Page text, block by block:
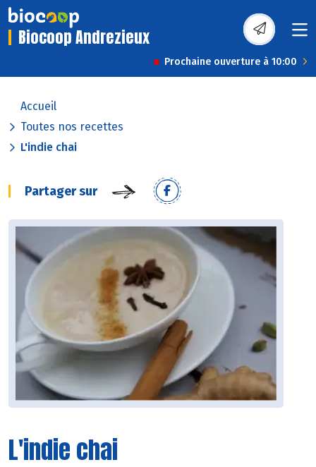
Biocoop Andrezieux
Prochaine ouverture à 10:00
Accueil
Toutes nos recettes
L'indie chai
Partager sur
L'indie chai